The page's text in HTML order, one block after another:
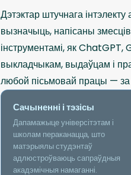
Дэтэктар штучнага
вызначыць, напісаны
інструментамі, як
выкладчыкам, выдаўцам і
любой пісьмовай працы — за
Сачыненні і тэзісы
Дапамажыце універсітэтам і
школам пераканацца, што
матэрыялы студэнтаў
адлюстроўваюць сапраўдныя
акадэмічныя намаганні.